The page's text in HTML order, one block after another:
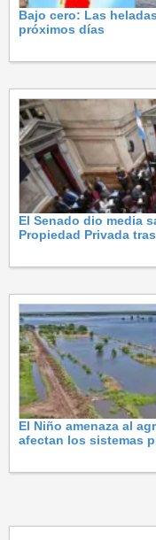
Bajo cero: Las
próximos días
El Senado dio media
Propiedad Privada
El Niño amenaza al
afectan los sistemas